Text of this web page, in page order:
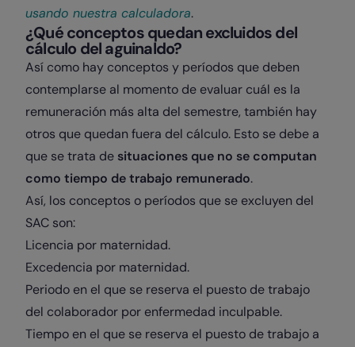
usando nuestra calculadora.
¿Qué conceptos quedan excluidos del
cálculo del aguinaldo?
Así como hay conceptos y períodos que deben
contemplarse al momento de evaluar cuál es la
remuneración más alta del semestre, también hay
otros que quedan fuera del cálculo. Esto se debe a
que se trata de situaciones que no se computan
como tiempo de trabajo remunerado.
Así, los conceptos o períodos que se excluyen del
SAC son:
Licencia por maternidad.
Excedencia por maternidad.
Periodo en el que se reserva el puesto de trabajo
del colaborador por enfermedad inculpable.
Tiempo en el que se reserva el puesto de trabajo a